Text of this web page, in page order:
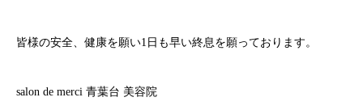
皆様の安全、健康を願い1 日も早い終息を願っております。
salon de merci 青葉台 美容院